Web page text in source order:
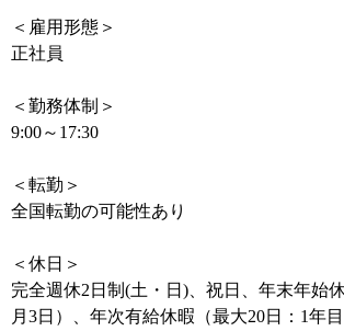
＜雇用形態＞
正社員
＜勤務体制＞
9:00～17:30
＜転勤＞
全国転勤の可能性あり
＜休日＞
完全週休2日制(土・日)、祝日、年末年始
月3日）、年次有給休暇（最大20日：1年